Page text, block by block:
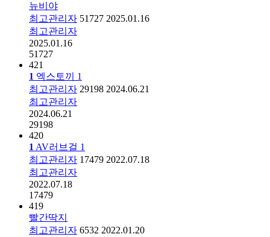
뉴비야
최고관리자 51727 2025.01.16
최고관리자
2025.01.16
51727
421
1 엑스토끼 1
최고관리자 29198 2024.06.21
최고관리자
2024.06.21
29198
420
1 AV러브걸 1
최고관리자 17479 2022.07.18
최고관리자
2022.07.18
17479
419
빨간딱지
최고관리자 6532 2022.01.20